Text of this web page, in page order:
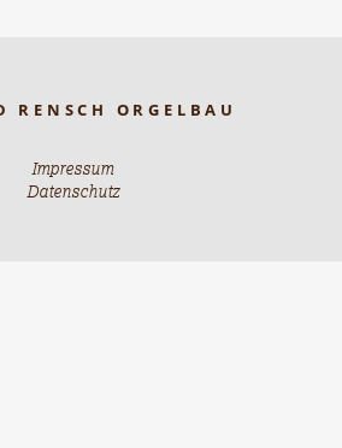
RENSCH ORGELBAU
Impressum
Datenschutz